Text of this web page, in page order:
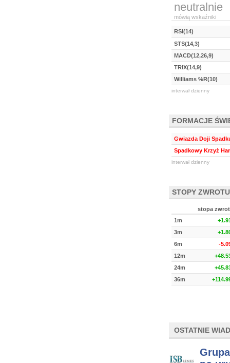
neutralnie
mówią wskaźniki
RSI(14)
STS(14,3)
MACD(12,26,9)
TRIX(14,9)
Williams %R(10)
interwał dzienny
FORMACJE
Gwiazda Doji
Spadkowy Krzyż
interwał dzienny
STOPY ZWROTU
stopa
1m
3m
6m
-
12m
24m
36m
OSTATNIE